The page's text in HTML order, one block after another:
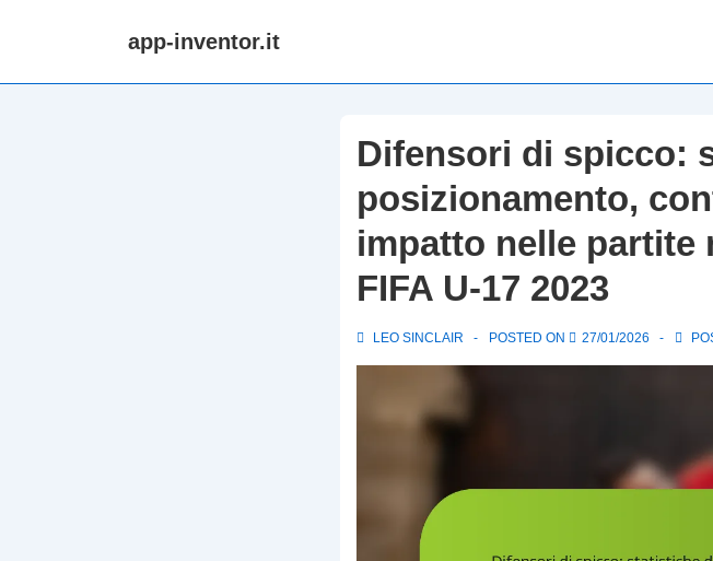
app-inventor.it
Difensori di spicco:
posizionamento,
impatto nelle partite
FIFA U-17 2023
LEO SINCLAIR POSTED ON 27/01/2026